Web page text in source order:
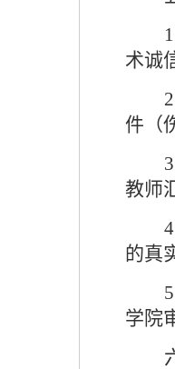
1
术诚
2
件（
3
教师
4
的真
5
学院